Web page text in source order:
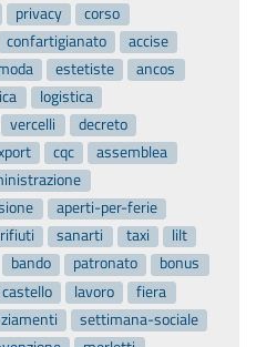
privacy
corso
confartigianato
accise
estetiste
ancos
logistica
vercelli
decreto
cqc
assemblea
aperti-per-ferie
rifiuti sanarti taxi
lilt
bando patronato
bonus
castello lavoro
fiera
settimana-sociale